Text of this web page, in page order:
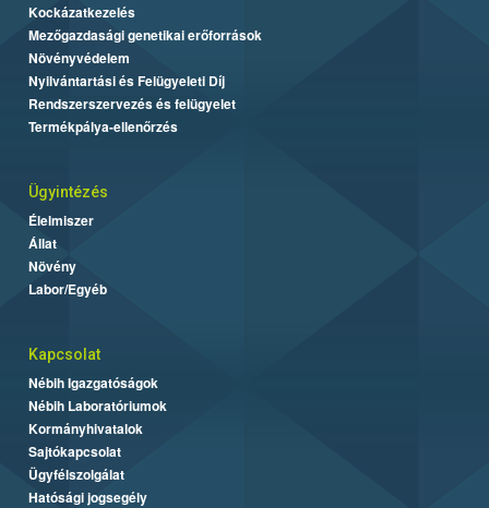
Kockázatkezelés
Mezőgazdasági genetikai erőforrások
Növényvédelem
Nyilvántartási és Felügyeleti Díj
Rendszerszervezés és felügyelet
Termékpálya-ellenőrzés
Ügyintézés
Élelmiszer
Állat
Növény
Labor/Egyéb
Kapcsolat
Nébih Igazgatóságok
Nébih Laboratóriumok
Kormányhivatalok
Sajtókapcsolat
Ügyfélszolgálat
Hatósági jogsegély